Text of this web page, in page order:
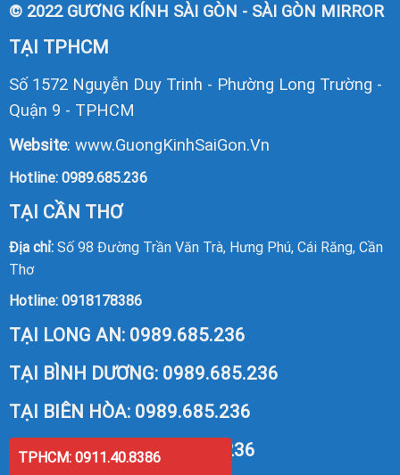
© 2022 GƯƠNG KÍNH SÀI GÒN - SÀI GÒN MIRROR
TẠI TPHCM
Số 1572 Nguyễn Duy Trinh - Phường Long Trường -
Quận 9 - TPHCM
Website: www.GuongKinhSaiGon.Vn
Hotline: 0989.685.236
TẠI CẦN THƠ
Địa chỉ:Số 98 Đường Trần Văn Trà, Hưng Phú, Cái Răng, Cần
Thơ
Hotline: 0918178386
TẠI LONG AN: 0989.685.236
TẠI BÌNH DƯƠNG: 0989.685.236
TẠI BIÊN HÒA: 0989.685.236
TẠI VŨNG TÀU:0989.685.236
TPHCM: 0911.40.8386